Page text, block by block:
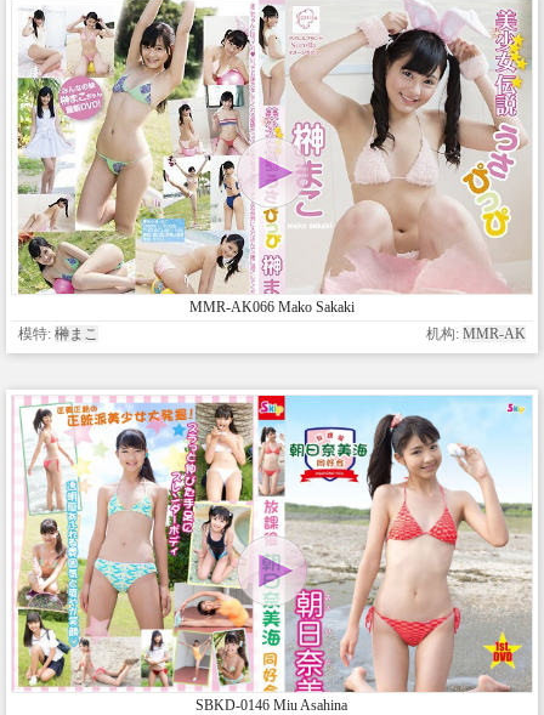
MMR-AK066 Mako Sakaki
模特: 榊まこ 机构: MMR-AK
SBKD-0146 Miu Asahina